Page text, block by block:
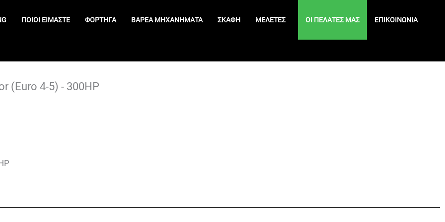
ΠΟΙΟΊ ΕΊΜΑΣΤΕ ΦΟΡΤΗΓΆ ΒΑΡΈΑ ΜΗΧΑΝΉΜΑΤΑ ΣΚΆΦΗ ΜΕΛΈΤΕΣ ΟΙ ΠΕΛΆΤΕΣ ΜΑΣ ΕΠΙΚΟΙΝΩΝΊΑ
(Euro 4-5) - 300HP